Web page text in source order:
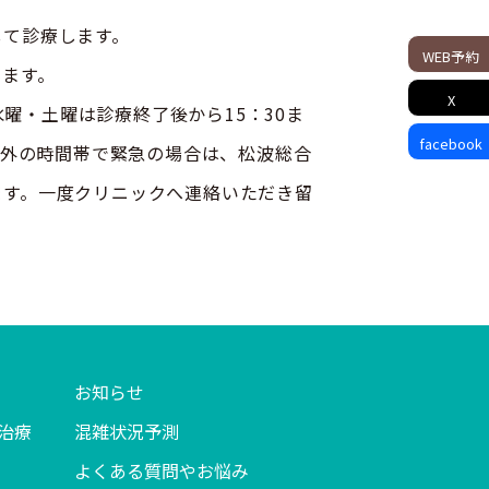
WEB予約
X
facebook
診療します。
す。
・土曜は診療終了後から15：30ま
の時間帯で緊急の場合は、松波総合
。一度クリニックへ連絡いただき留
療
お知らせ
混雑状況予測
よくある質問やお悩み